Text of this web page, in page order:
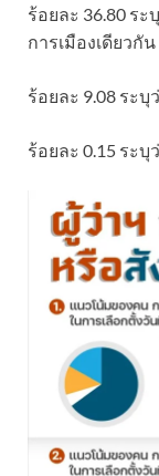
ร้อยละ 36.80 ร
การเมืองเดียวกัน
ร้อยละ 9.08 ระบุ
ร้อยละ 0.15 ระ